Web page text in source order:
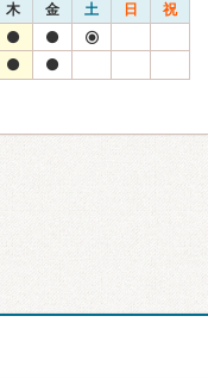
木 金 土 日 祝